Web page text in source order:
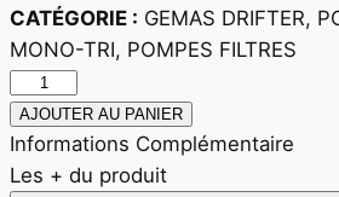
CATÉGORIE : GEMAS DRIFTER,
MONO-TRI, POMPES FILTRES
quantité
de
Drifter
2
AJOUTER AU PANIER
Informations Complémentaire
Les + du produit